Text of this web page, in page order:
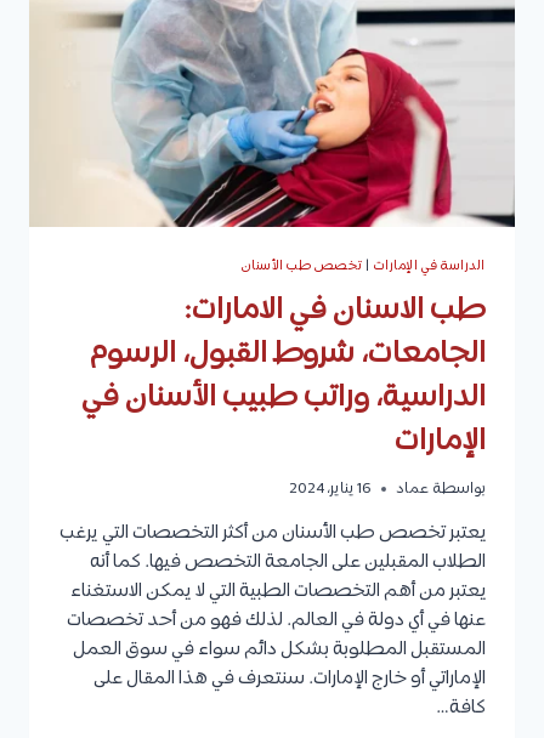
في
كل
جامعة،
الرسوم
الدراسية،
الوظائف
والرواتب
الدراسة في الإمارات | تخصص طب الأسنان
طب الاسنان في الامارات:
الجامعات، شروط القبول، الرسوم
الدراسية، وراتب طبيب الأسنان في
الإمارات
بواسطة عماد 16 يناير، 2024
يعتبر تخصص طب الأسنان من أكثر التخصصات التي يرغب
الطلاب المقبلين على الجامعة التخصص فيها. كما أنه
يعتبر من أهم التخصصات الطبية التي لا يمكن الاستغناء
عنها في أي دولة في العالم. لذلك فهو من أحد تخصصات
المستقبل المطلوبة بشكل دائم سواء في سوق العمل
الإماراتي أو خارج الإمارات. سنتعرف في هذا المقال على
كافة…